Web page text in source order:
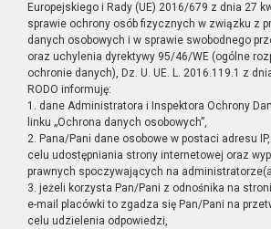
Europejskiego i Rady (UE) 2016/679 z dnia 27
sprawie ochrony osób fizycznych w związku z
danych osobowych i w sprawie swobodnego
oraz uchylenia dyrektywy 95/46/WE (ogólne
ochronie danych), Dz. U. UE. L. 2016.119.1 z
RODO informuję:
1. dane Administratora i Inspektora Ochrony
linku „Ochrona danych osobowych”,
2. Pana/Pani dane osobowe w postaci adresu
celu udostępniania strony internetowej oraz
prawnych spoczywających na
3. jeżeli korzysta Pan/Pani z odnośnika na
e-mail placówki to zgadza się Pan/Pani na
celu udzielenia odpowiedzi,